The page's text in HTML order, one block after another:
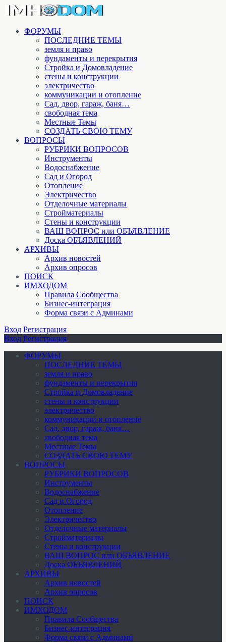
ФОРУМЫ
ПОСЛЕДНИЕ ТЕМЫ
земля и право
фундаменты и перекрытия
Стройка и Домовладение
стены и конструкции
электричество
коммуникации и отопление
Cад, двор, гараж, баня…
свободная тема
Местные Темы
СОЗДАТЬ СВОЮ ТЕМУ
ВОПРОСЫ
РУБРИКИ ВОПРОСОВ
Инструменты
Водоснабжение
Сад и Огород
Отопление
Электричество
Отделочные материалы
Стройматериалы
Стены и конструкции
ВАШ ВОПРОС или ОБЪЯВЛЕНИЕ
Доска ОБЪЯВЛЕНИЙ
АРХИВЫ
Архив новостей
Архив опросов
ПОИСК
ИМХОДОМ
Правила Сообщества
Бизнес-интеграция
Форма связи с Админами
Вход Регистрация
Вход Регистрация
ФОРУМЫ
ПОСЛЕДНИЕ ТЕМЫ
земля и право
фундаменты и перекрытия
Стройка и Домовладение
стены и конструкции
электричество
коммуникации и отопление
Cад, двор, гараж, баня…
свободная тема
Местные Темы
СОЗДАТЬ СВОЮ ТЕМУ
ВОПРОСЫ
РУБРИКИ ВОПРОСОВ
Инструменты
Водоснабжение
Сад и Огород
Отопление
Электричество
Отделочные материалы
Стройматериалы
Стены и конструкции
ВАШ ВОПРОС или ОБЪЯВЛЕНИЕ
Доска ОБЪЯВЛЕНИЙ
АРХИВЫ
Архив новостей
Архив опросов
ПОИСК
ИМХОДОМ
Правила Сообщества
Бизнес-интеграция
Форма связи с Админами